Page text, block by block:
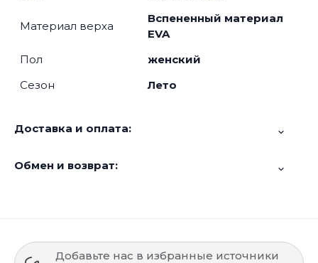
Материал верха
Вспененный материал
EVA
Пол
женский
Сезон
Лето
Доставка и оплата:
Обмен и возврат:
Добавьте нас в избранные источники